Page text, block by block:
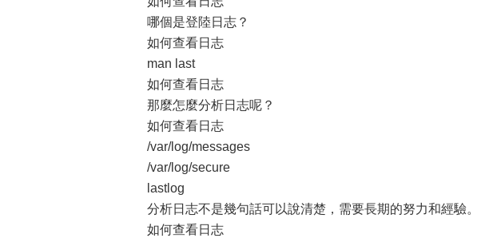
哪個是登陸日志？
如何查看日志
man last
如何查看日志
那麼怎麼分析日志呢？
如何查看日志
/var/log/messages
/var/log/secure
lastlog
分析日志不是幾句話可以說清楚，需要長期的努力和經驗。
如何查看日志